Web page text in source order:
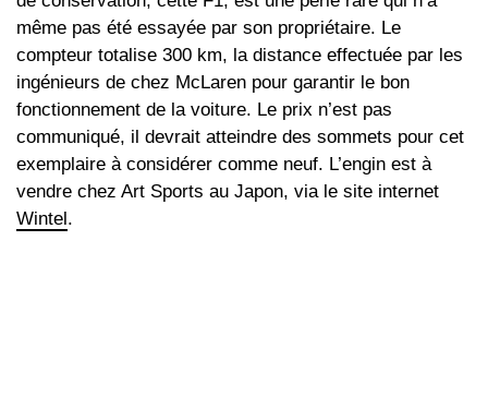
même pas été essayée par son propriétaire. Le
compteur totalise 300 km, la distance effectuée par les
ingénieurs de chez McLaren pour garantir le bon
fonctionnement de la voiture. Le prix n’est pas
communiqué, il devrait atteindre des sommets pour cet
exemplaire à considérer comme neuf. L’engin est à
vendre chez Art Sports au Japon, via le site internet
Wintel .